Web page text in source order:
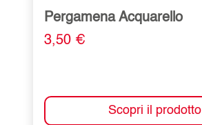
Pergamena Acquarello
3,50 €
Scopri il prodotto